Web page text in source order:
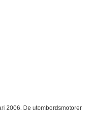
2006. De utombordsmotorer